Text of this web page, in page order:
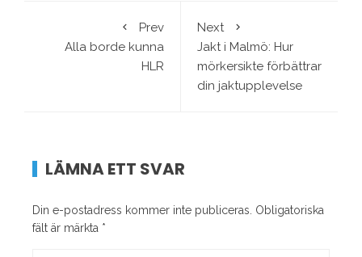
Prev
Alla borde kunna
HLR
Next
Jakt i Malmö: Hur
mörkersikte förbättrar
din jaktupplevelse
LÄMNA ETT SVAR
Din e-postadress kommer inte publiceras. Obligatoriska
fält är märkta *